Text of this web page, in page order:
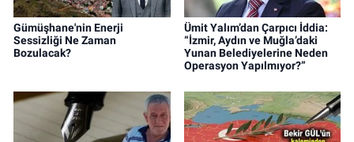
Gümüşhane'nin Enerji
Sessizliği Ne Zaman
Bozulacak?
Ümit Yalım’dan Çarpıcı İddia:
“İzmir, Aydın ve Muğla’daki
Yunan Belediyelerine Neden
Operasyon Yapılmıyor?”